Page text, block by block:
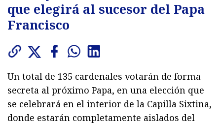
que elegirá al sucesor del Papa
Francisco
Un total de 135 cardenales votarán de forma
secreta al próximo Papa, en una elección que
se celebrará en el interior de la Capilla Sixtina,
donde estarán completamente aislados del